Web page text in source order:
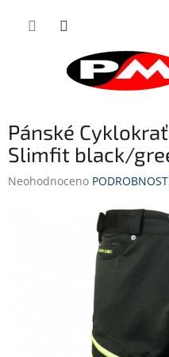
Pánské
Slimfit black/
Průměrné
Neohodnoceno